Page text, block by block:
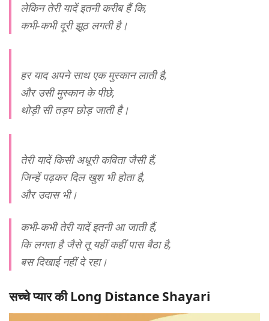
लेकिन तेरी यादें इतनी करीब हैं कि,
कभी-कभी दूरी झूठ लगती है।
हर याद अपने साथ एक मुस्कान लाती है,
और उसी मुस्कान के पीछे,
थोड़ी सी तड़प छोड़ जाती है।
तेरी यादें किसी अधूरी कविता जैसी हैं,
जिन्हें पढ़कर दिल खुश भी होता है,
और उदास भी।
कभी-कभी तेरी यादें इतनी आ जाती हैं,
कि लगता है जैसे तू यहीं कहीं पास बैठा है,
बस दिखाई नहीं दे रहा।
सच्चे प्यार की Long Distance Shayari